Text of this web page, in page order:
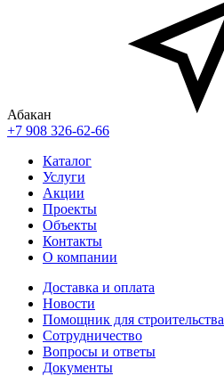
Абакан
+7 908 326-62-66
Каталог
Услуги
Акции
Проекты
Объекты
Контакты
О компании
Доставка и оплата
Новости
Помощник для строительства
Сотрудничество
Вопросы и ответы
Документы